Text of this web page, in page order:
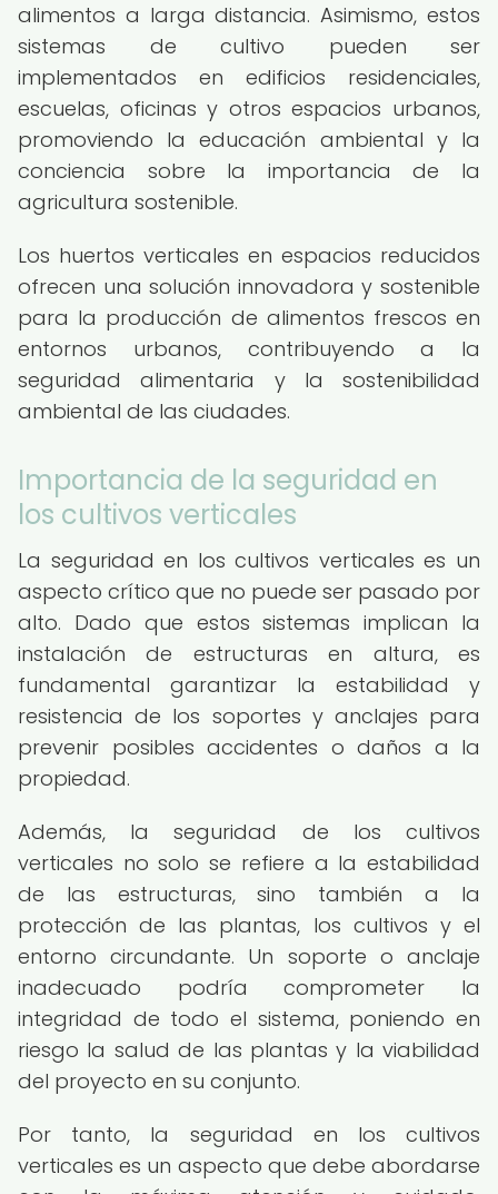
alimentos a larga distancia. Asimismo, estos
sistemas de cultivo pueden ser
implementados en edificios residenciales,
escuelas, oficinas y otros espacios urbanos,
promoviendo la educación ambiental y la
conciencia sobre la importancia de la
agricultura sostenible.
Los huertos verticales en espacios reducidos
ofrecen una solución innovadora y sostenible
para la producción de alimentos frescos en
entornos urbanos, contribuyendo a la
seguridad alimentaria y la sostenibilidad
ambiental de las ciudades.
Importancia de la seguridad en
los cultivos verticales
La seguridad en los cultivos verticales es un
aspecto crítico que no puede ser pasado por
alto. Dado que estos sistemas implican la
instalación de estructuras en altura, es
fundamental garantizar la estabilidad y
resistencia de los soportes y anclajes para
prevenir posibles accidentes o daños a la
propiedad.
Además, la seguridad de los cultivos
verticales no solo se refiere a la estabilidad
de las estructuras, sino también a la
protección de las plantas, los cultivos y el
entorno circundante. Un soporte o anclaje
inadecuado podría comprometer la
integridad de todo el sistema, poniendo en
riesgo la salud de las plantas y la viabilidad
del proyecto en su conjunto.
Por tanto, la seguridad en los cultivos
verticales es un aspecto que debe abordarse